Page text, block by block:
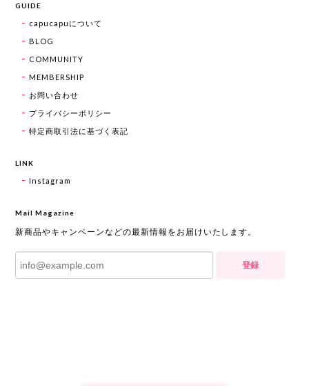
GUIDE
capucapuについて
BLOG
COMMUNITY
MEMBERSHIP
お問い合わせ
プライバシーポリシー
特定商取引法に基づく表記
LINK
Instagram
Mail Magazine
新商品やキャンペーンなどの最新情報をお届けいたします。
登録